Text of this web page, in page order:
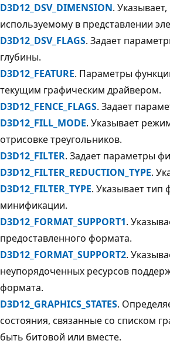
D3D12_DSV_DIMENSION.
используемому в представлении
D3D12_DSV_FLAGS. Задает
глубины.
D3D12_FEATURE. Параметры
текущим графическим драйвером.
D3D12_FENCE_FLAGS. Задает
D3D12_FILL_MODE. Указывает
отрисовке треугольников.
D3D12_FILTER. Задает параметры
D3D12_FILTER_REDUCTION_TYPE.
D3D12_FILTER_TYPE. Указывает тип
минификации.
D3D12_FORMAT_SUPPORT1.
предоставленного формата.
D3D12_FORMAT_SUPPORT2.
неупорядоченных ресурсов
формата.
D3D12_GRAPHICS_STATES.
состояния, связанные со списком
быть битовой или вместе.